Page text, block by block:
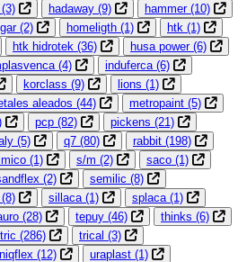
(3) hadaway (9) hammer (10)
(2) homeligth (1) htk (1)
htk hidrotek (36) husa power (6)
(4) induferca (6)
korclass (9) lions (1)
aleados (44) metropaint (5)
pcp (82) pickens (21)
(5) q7 (80) rabbit (198)
(1) s/m (2) saco (1)
(2) semilic (8)
(8) sillaca (1) splaca (1)
(28) tepuy (46) thinks (6)
tric (286) trical (3)
(12) uraplast (1)